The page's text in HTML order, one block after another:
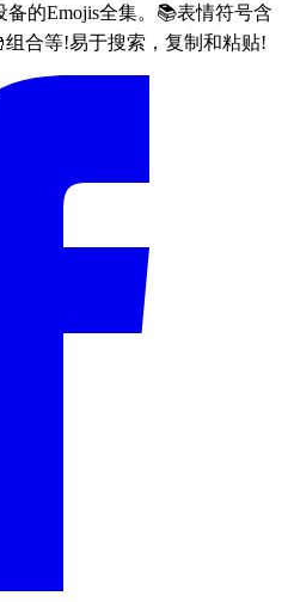
的Emojis全集。📚表情符号含
合等!易于搜索，复制和粘贴!